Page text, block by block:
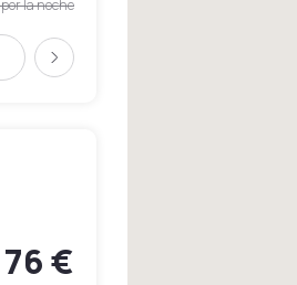
por la noche
Siguiente
76 €